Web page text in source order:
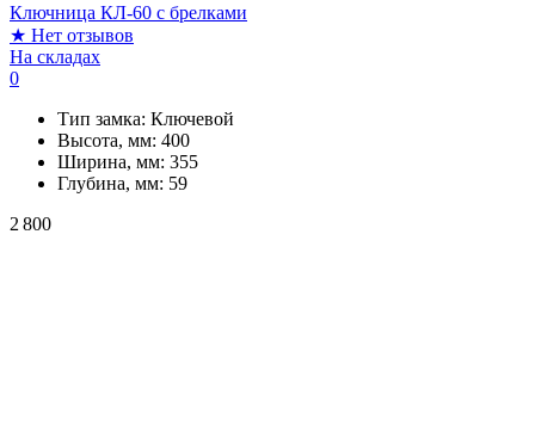
Ключница КЛ-60 с брелками
★ Нет отзывов
На складах
0
Тип замка: Ключевой
Высота, мм: 400
Ширина, мм: 355
Глубина, мм: 59
2 800